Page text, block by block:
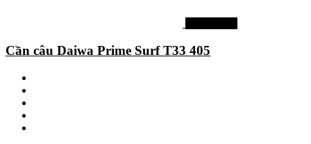
Cần câu Daiwa Prime Surf T33 405